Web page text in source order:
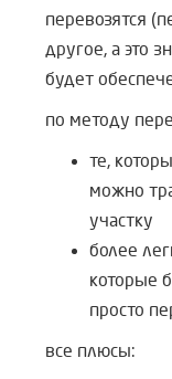
перевозятся
другое, а это
будет
по методу
те,
можно
участку
более
которые
просто
все плюсы: